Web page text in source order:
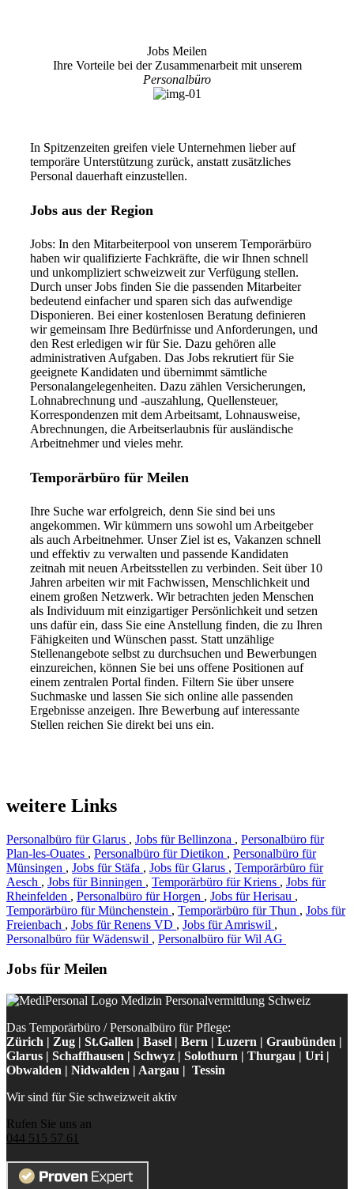
Jobs Meilen
Ihre Vorteile bei der Zusammenarbeit mit unserem
Personalbüro
In Spitzenzeiten greifen viele Unternehmen lieber auf
temporäre Unterstützung zurück, anstatt zusätzliches
Personal dauerhaft einzustellen.
Jobs aus der Region
Jobs: In den Mitarbeiterpool von unserem Temporärbüro
haben wir qualifizierte Fachkräfte, die wir Ihnen schnell
und unkompliziert schweizweit zur Verfügung stellen.
Durch unser Jobs finden Sie die passenden Mitarbeiter
bedeutend einfacher und sparen sich das aufwendige
Disponieren. Bei einer kostenlosen Beratung definieren
wir gemeinsam Ihre Bedürfnisse und Anforderungen, und
den Rest erledigen wir für Sie. Dazu gehören alle
administrativen Aufgaben. Das Jobs rekrutiert für Sie
geeignete Kandidaten und übernimmt sämtliche
Personalangelegenheiten. Dazu zählen Versicherungen,
Lohnabrechnung und -auszahlung, Quellensteuer,
Korrespondenzen mit dem Arbeitsamt, Lohnausweise,
Abrechnungen, die Arbeitserlaubnis für ausländische
Arbeitnehmer und vieles mehr.
Temporärbüro für Meilen
Ihre Suche war erfolgreich, denn Sie sind bei uns
angekommen. Wir kümmern uns sowohl um Arbeitgeber
als auch Arbeitnehmer. Unser Ziel ist es, Vakanzen schnell
und effektiv zu verwalten und passende Kandidaten
zeitnah mit neuen Arbeitsstellen zu verbinden. Seit über 10
Jahren arbeiten wir mit Fachwissen, Menschlichkeit und
einem großen Netzwerk. Wir betrachten jeden Menschen
als Individuum mit einzigartiger Persönlichkeit und setzen
uns dafür ein, dass Sie eine Anstellung finden, die zu Ihren
Fähigkeiten und Wünschen passt. Statt unzählige
Stellenangebote selbst zu durchsuchen und Bewerbungen
einzureichen, können Sie bei uns offene Positionen auf
einem zentralen Portal finden. Filtern Sie über unsere
Suchmaske und lassen Sie sich online alle passenden
Ergebnisse anzeigen. Ihre Bewerbung auf interessante
Stellen reichen Sie direkt bei uns ein.
weitere Links
Personalbüro für Glarus , Jobs für Bellinzona , Personalbüro für
Plan-les-Ouates , Personalbüro für Dietikon , Personalbüro für
Münsingen , Jobs für Stäfa , Jobs für Glarus , Temporärbüro für
Aesch , Jobs für Binningen , Temporärbüro für Kriens , Jobs für
Rheinfelden , Personalbüro für Horgen , Jobs für Herisau ,
Temporärbüro für Münchenstein , Temporärbüro für Thun , Jobs für
Freienbach , Jobs für Renens VD , Jobs für Amriswil ,
Personalbüro für Wädenswil , Personalbüro für Wil AG
Jobs für Meilen
Das Temporärbüro / Personalbüro für Pflege:
Zürich | Zug | St.Gallen | Basel | Bern | Luzern | Graubünden |
Glarus | Schaffhausen | Schwyz | Solothurn | Thurgau | Uri |
Obwalden | Nidwalden | Aargau | Tessin
Wir sind für Sie schweizweit aktiv
Rufen Sie uns an
044 515 57 61